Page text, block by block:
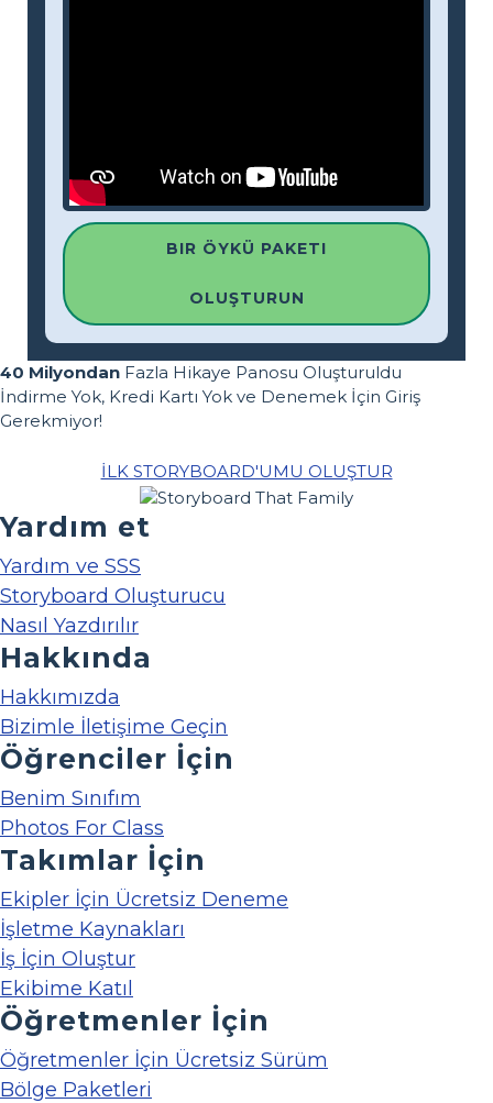
BIR ÖYKÜ PAKETI
OLUŞTURUN
40 Milyondan Fazla Hikaye Panosu Oluşturuldu
İndirme Yok, Kredi Kartı Yok ve Denemek İçin Giriş
Gerekmiyor!
İLK STORYBOARD'UMU OLUŞTUR
Yardım et
Yardım ve SSS
Storyboard Oluşturucu
Nasıl Yazdırılır
Hakkında
Hakkımızda
Bizimle İletişime Geçin
Öğrenciler İçin
Benim Sınıfım
Photos For Class
Takımlar İçin
Ekipler İçin Ücretsiz Deneme
İşletme Kaynakları
İş İçin Oluştur
Ekibime Katıl
Öğretmenler İçin
Öğretmenler İçin Ücretsiz Sürüm
Bölge Paketleri